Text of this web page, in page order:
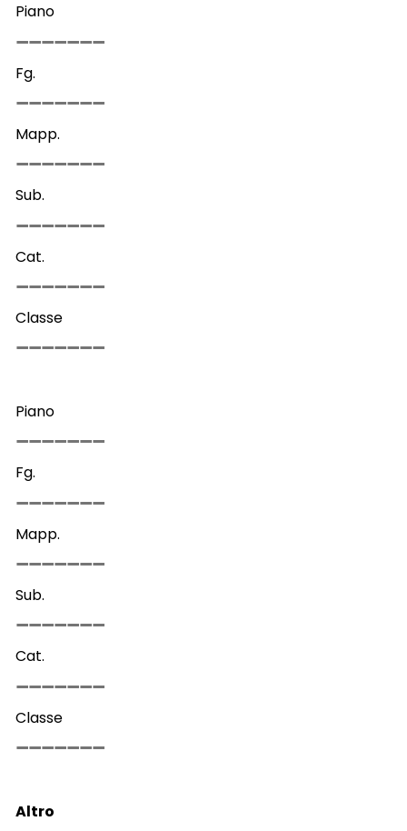
Piano
Fg.
Mapp.
Sub.
Cat.
Classe
Piano
Fg.
Mapp.
Sub.
Cat.
Classe
Altro